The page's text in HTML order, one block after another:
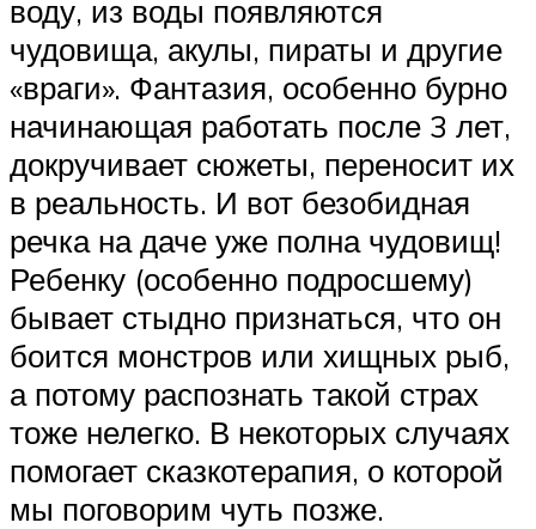
воду, из воды появляются
чудовища, акулы, пираты и другие
«враги». Фантазия, особенно бурно
начинающая работать после 3 лет,
докручивает сюжеты, переносит их
в реальность. И вот безобидная
речка на даче уже полна чудовищ!
Ребенку (особенно подросшему)
бывает стыдно признаться, что он
боится монстров или хищных рыб,
а потому распознать такой страх
тоже нелегко. В некоторых случаях
помогает сказкотерапия, о которой
мы поговорим чуть позже.